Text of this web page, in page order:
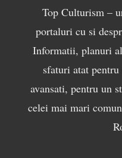
Top Culturism –
portaluri cu si
Informatii, planuri
sfaturi atat
avansati, pentru un
celei mai mari